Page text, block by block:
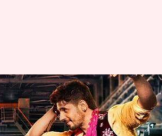
शादी करना
देखें 'जबरिया